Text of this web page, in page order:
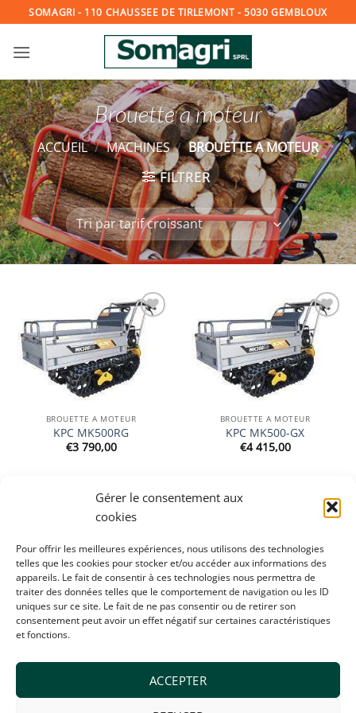
Gérer le consentement aux
cookies
Pour offrir les meilleures expériences, nous utilisons des technologies
telles que les cookies pour stocker et/ou accéder aux informations des
appareils. Le fait de consentir à ces technologies nous permettra de
traiter des données telles que le comportement de navigation ou les ID
uniques sur ce site. Le fait de ne pas consentir ou de retirer son
consentement peut avoir un effet négatif sur certaines caractéristiques
et fonctions.
ACCEPTER
Passer
au
contenu
SOMAGRI - 110 CHAUSSEE DE TIRLEMONT - 5030 GEMBLOUX
Brouette a moteur
ACCUEIL / MACHINES / BROUETTE A MOTEUR
FILTRER
Ajouter
à la
wishlist
BROUETTE A MOTEUR
KPC MK500RG
€3 790,00
Ajouter
à la
wishlist
BROUETTE A MOTEUR
KPC MK500-GX
€4 415,00
Ajouter
wishlist
BROUETTE A MOTEUR
KPC KGFC560PRO-GX